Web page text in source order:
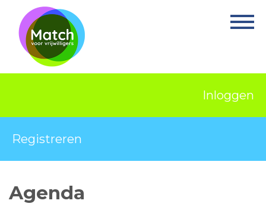
Home
Activiteiten
Projecten
Over Match
Vrijwilligerswerk
Inloggen
Registreren
Agenda